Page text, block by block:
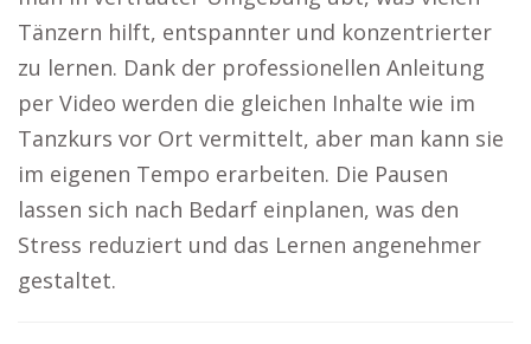
Tänzern hilft, entspannter und konzentrierter
zu lernen. Dank der professionellen Anleitung
per Video werden die gleichen Inhalte wie im
Tanzkurs vor Ort vermittelt, aber man kann sie
im eigenen Tempo erarbeiten. Die Pausen
lassen sich nach Bedarf einplanen, was den
Stress reduziert und das Lernen angenehmer
gestaltet.